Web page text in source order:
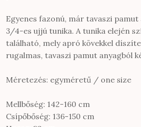
Egyenes fazonú, már tavaszi pamut
3/4-es ujjú tunika. A tunika elején
található, mely apró kövekkel
rugalmas, tavaszi pamut anyagból
Méretezés: egyméretű / one size
Mellbőség: 142-160 cm
Csípőbőség: 136-150 cm